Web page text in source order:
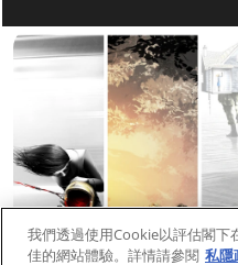
我們透過使用Cookie以評估閣下
佳的網站體驗。詳情請參閱 私隱